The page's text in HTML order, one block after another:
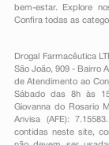
bem-estar. Explore
Confira todas as
Drogal Farmacêutica
São João, 909 - Bairro
de Atendimento ao
Sábado das 8h às
Giovanna do Rosario
Anvisa (AFE):
contidas neste site,